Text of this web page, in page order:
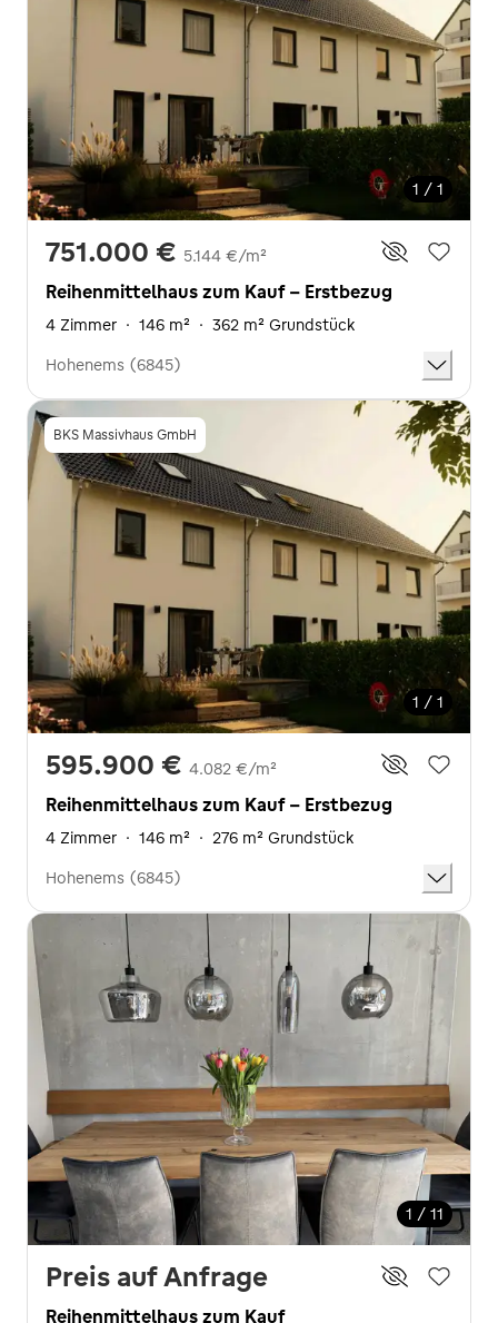
1 / 1
751.000 € 5.144 €/m²
Reihenmittelhaus zum Kauf - Erstbezug
4 Zimmer · 146 m² · 362 m² Grundstück
Hohenems (6845)
BKS Massivhaus GmbH
1 / 1
595.900 € 4.082 €/m²
Reihenmittelhaus zum Kauf - Erstbezug
4 Zimmer · 146 m² · 276 m² Grundstück
Hohenems (6845)
1 / 11
Preis auf Anfrage
Reihenmittelhaus zum Kauf